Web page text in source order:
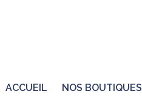
ACCUEIL NOS BOUTIQUES